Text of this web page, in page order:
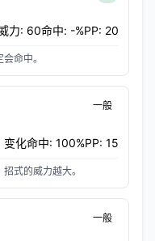
力: 60命中: -%PP: 20
命中。
一般
变化命中: 100%PP: 15
式的威力越大。
一般